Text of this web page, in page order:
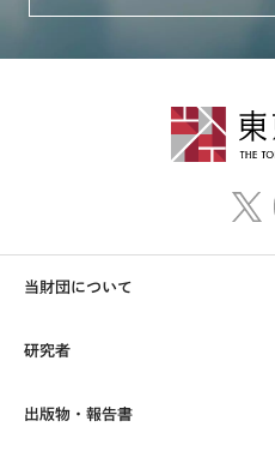
当財団について
研究者
出版物・報告書